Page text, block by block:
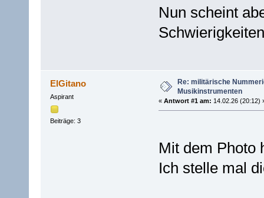
Nun scheint
ElGitano
Aspirant
Beiträge: 3
Re: militärische
Musikinstrumenten
« Antwort #1 am: 14.02.26 (20:12)
Mit dem Photo
Ich stelle mal